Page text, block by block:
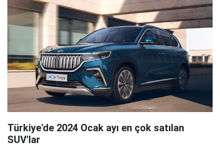
Türkiye'de 2024 Ocak ayı en çok satılan
SUV'lar